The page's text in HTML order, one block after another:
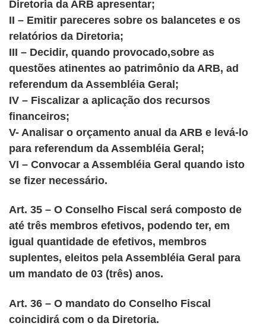
Diretoria da ARB apresentar;
II – Emitir pareceres sobre os balancetes e os
relatórios da Diretoria;
III – Decidir, quando provocado,sobre as
questões atinentes ao patrimônio da ARB, ad
referendum da Assembléia Geral;
IV – Fiscalizar a aplicação dos recursos
financeiros;
V- Analisar o orçamento anual da ARB e levá-lo
para referendum da Assembléia Geral;
VI – Convocar a Assembléia Geral quando isto
se fizer necessário.
Art. 35 – O Conselho Fiscal será composto de
até três membros efetivos, podendo ter, em
igual quantidade de efetivos, membros
suplentes, eleitos pela Assembléia Geral para
um mandato de 03 (três) anos.
Art. 36 – O mandato do Conselho Fiscal
coincidirá com o da Diretoria.